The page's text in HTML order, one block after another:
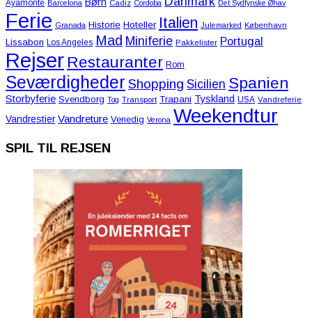
Ayamonte Barcelona Cadiz Cordoba Det Sydfynske Øhav
Ferie Granada Historie Hoteller Italien Julemarked København
Lissabon Los Angeles Mad Miniferie Pakkelister Portugal
Rejser Restauranter Rom
Seværdigheder Shopping Sicilien Spanien
Storbyferie Svendborg Tog Transport Trapani Tyskland USA Vandreferie
Vandrestier Vandreture Venedig Verona Weekendtur
SPIL TIL REJSEN